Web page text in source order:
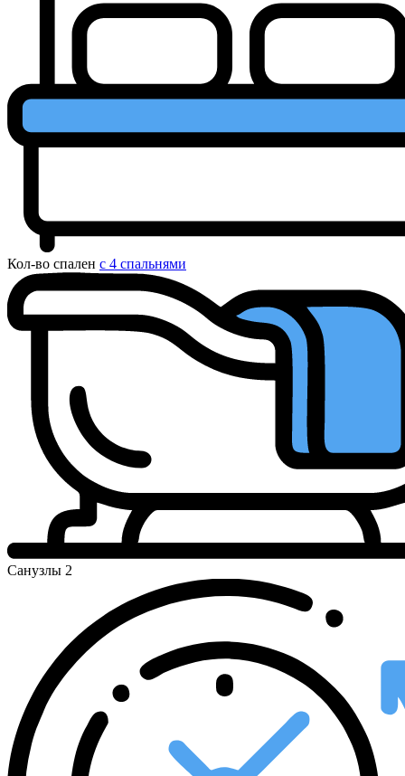
Кол-во спален с 4 спальнями
Санузлы 2